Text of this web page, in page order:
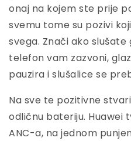
onaj na kojem ste prije
svemu tome su pozivi
svega. Znači ako
telefon vam zazvoni,
pauzira i slušalice se
Na sve te pozitivne
odličnu bateriju. Huawei
ANC-a, na jednom